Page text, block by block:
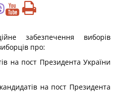
забезпечення виборів
про:
на пост Президента України
на пост Президента